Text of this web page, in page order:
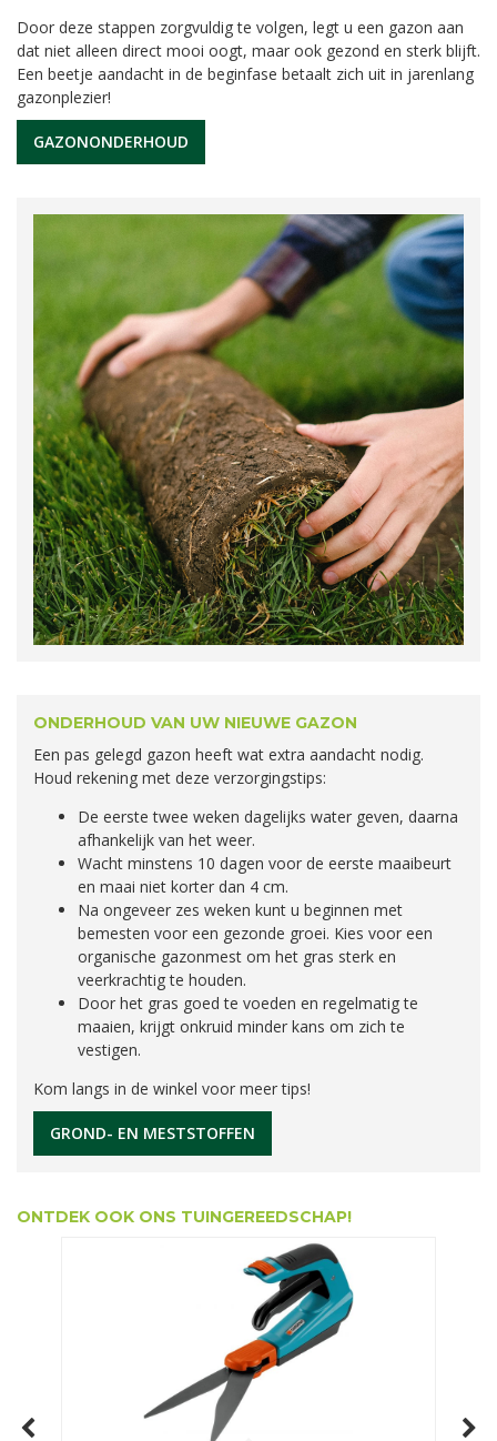
Door deze stappen zorgvuldig te volgen, legt u een gazon aan
dat niet alleen direct mooi oogt, maar ook gezond en sterk blijft.
Een beetje aandacht in de beginfase betaalt zich uit in jarenlang
gazonplezier!
GAZONONDERHOUD
ONDERHOUD VAN UW NIEUWE GAZON
Een pas gelegd gazon heeft wat extra aandacht nodig.
Houd rekening met deze verzorgingstips:
De eerste twee weken dagelijks water geven, daarna
afhankelijk van het weer.
Wacht minstens 10 dagen voor de eerste maaibeurt
en maai niet korter dan 4 cm.
Na ongeveer zes weken kunt u beginnen met
bemesten voor een gezonde groei. Kies voor een
organische gazonmest om het gras sterk en
veerkrachtig te houden.
Door het gras goed te voeden en regelmatig te
maaien, krijgt onkruid minder kans om zich te
vestigen.
Kom langs in de winkel voor meer tips!
GROND- EN MESTSTOFFEN
ONTDEK OOK ONS TUINGEREEDSCHAP!